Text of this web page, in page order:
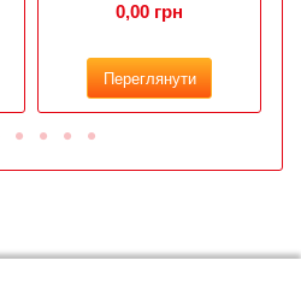
0,00 грн
Переглянути